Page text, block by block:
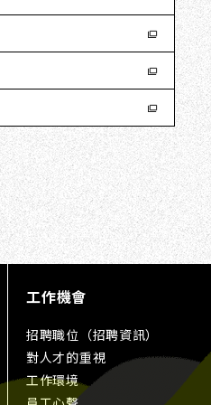
工作機會
招聘職位（招聘資訊）
對人才的重視
工作環境